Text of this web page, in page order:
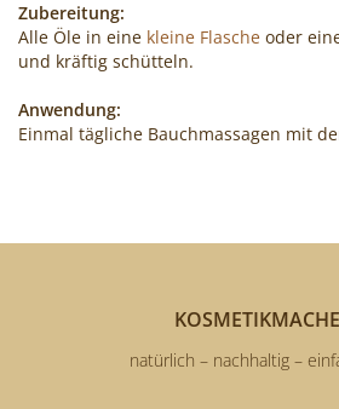
Zubereitung:
Alle Öle in eine kleine Flasche oder
und kräftig schütteln.
Anwendung:
Einmal tägliche Bauchmassagen mit
natürlich – nachhaltig –